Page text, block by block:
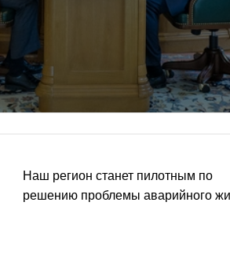
Наш регион станет пилотным по
решению проблемы аварийного